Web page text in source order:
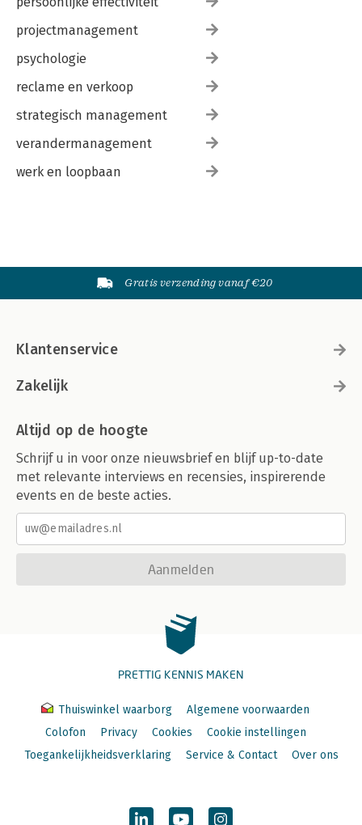
projectmanagement
psychologie
reclame en verkoop
strategisch management
verandermanagement
werk en loopbaan
Gratis verzending vanaf €20
Klantenservice
Zakelijk
Altijd op de hoogte
Schrijf u in voor onze nieuwsbrief en blijf up-to-date
met relevante interviews en recensies, inspirerende
events en de beste acties.
Aanmelden
PRETTIG KENNIS MAKEN
Thuiswinkel waarborg
Algemene voorwaarden
Colofon
Privacy Cookies
Cookie instellingen
Toegankelijkheidsverklaring
Service & Contact Over ons